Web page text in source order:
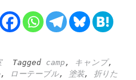
Tagged camp , キャンプ,
, ローテーブル, 塗装, 折りた